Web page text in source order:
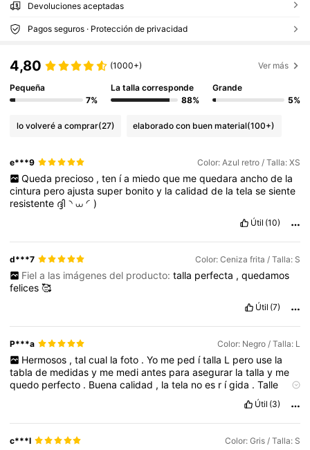
Devoluciones aceptadas
Pagos seguros · Protección de privacidad
4,80 (1000+) Ver más
Pequeña
7%
La talla corresponde
88%
Grande
5%
lo volveré a comprar(27) elaborado con buen material(100+)
e***9 Color: Azul retro / Talla: XS
Queda precioso , ten ía miedo que me quedara ancho de la
cintura peroajustasuper bonitoy lacalidadde latelasesiente
resistente ദ്ദി◝⩊◜)
Útil (10)
d***7 Color: Ceniza frita / Talla: S
Fiel a las imágenes del producto: talla perfecta , quedamos
felices🥰
Útil (7)
P***a Color: Negro / Talla: L
Hermosos , tal cual la foto . Yo me ped ítalla L pero use la
tablade medidasy me mediantes paraasegurar latallay me
quedo perfecto . Buenacalidad , latela noes r ígida .Talle
Útil (3)
c***l Color: Gris / Talla: S